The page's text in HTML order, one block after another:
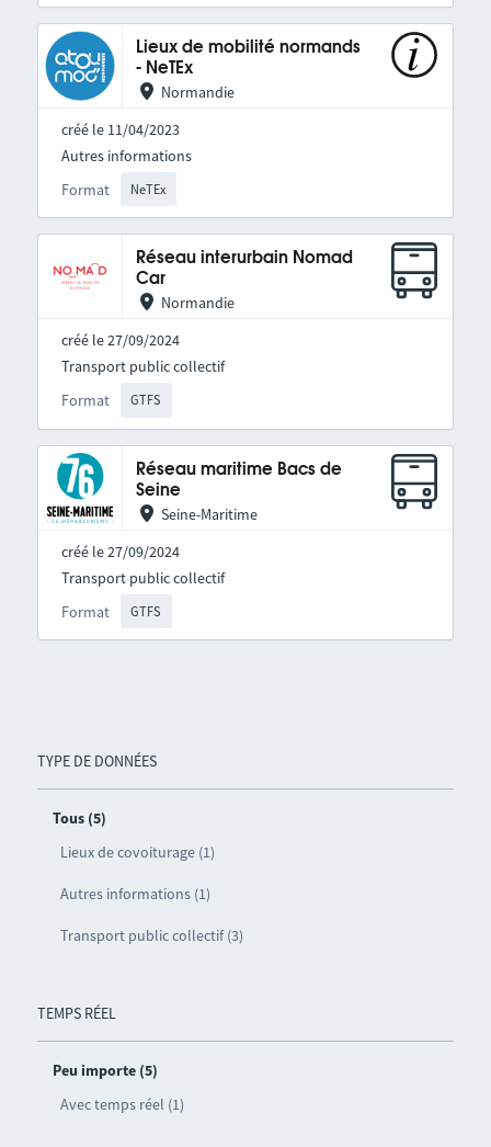
TYPE DE DONNÉES
Tous (5)
Lieux de covoiturage (1)
Autres informations (1)
Transport public collectif (3)
TEMPS RÉEL
Peu importe (5)
Avec temps réel (1)
Lieux de mobilité normands
- NeTEx
Normandie
créé le 11/04/2023
Format NeTEx
Autres informations
Réseau interurbain Nomad
Car
Normandie
créé le 27/09/2024
Format GTFS
Transport public collectif
Réseau maritime Bacs de
Seine
Seine-Maritime
créé le 27/09/2024
Format GTFS
Transport public collectif